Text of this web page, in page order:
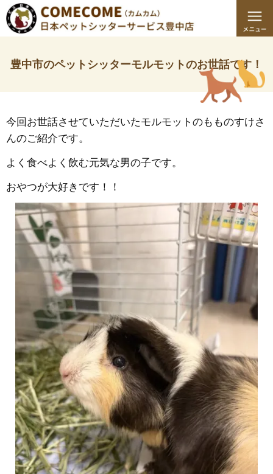
豊中市のペットシッターモルモットのお世話です！
今回お世話させていただいたモルモットのもものすけさ
んのご紹介です。
よく食べよく飲む元気な男の子です。
おやつが大好きです！！